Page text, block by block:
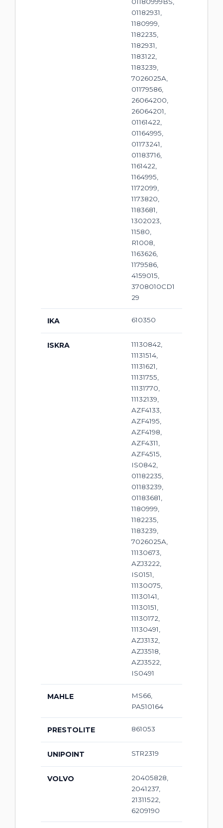
01182931,
1180999,
1182235,
1182931,
1183122,
1183239,
7026025A,
01179586,
26064200,
26064201,
01161422,
01164995,
01173241,
01183716,
1161422,
1164995,
1172099,
1173820,
1183681,
1302023,
11580,
R1008,
1163626,
1179586,
4159015,
3708010CD1
29
IKA 610350
ISKRA
11130842,
11131514,
11131621,
11131755,
11131770,
11132139,
AZF4133,
AZF4195,
AZF4198,
AZF4311,
AZF4515,
IS0842,
01182235,
01183239,
01183681,
1180999,
1182235,
1183239,
7026025A,
11130673,
AZJ3222,
IS0151,
11130075,
11130141,
11130151,
11130172,
11130491,
AZJ3132,
AZJ3518,
AZJ3522,
IS0491
MAHLE
MS66,
PA510164
PRESTOLITE 861053
UNIPOINT STR2319
VOLVO
20405828,
2041237,
21311522,
6209190